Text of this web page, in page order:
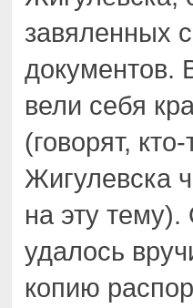
завяленных
документов.
вели себя
(говорят,
Жигулевска
на эту
удалось
копию